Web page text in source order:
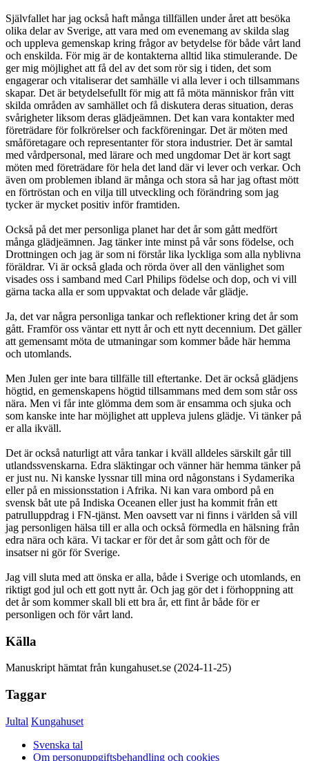
Självfallet har jag också haft många tillfällen under året att besöka
olika delar av Sverige, att vara med om evenemang av skilda slag
och uppleva gemenskap kring frågor av betydelse för både vårt land
och enskilda. För mig är de kontakterna alltid lika stimulerande. De
ger mig möjlighet att få del av det som rör sig i tiden, det som
engagerar och vitaliserar det samhälle vi alla lever i och tillsammans
skapar. Det är betydelsefullt för mig att få möta människor från vitt
skilda områden av samhället och få diskutera deras situation, deras
svårigheter liksom deras glädjeämnen. Det kan vara kontakter med
företrädare för folkrörelser och fackföreningar. Det är möten med
småföretagare och representanter för stora industrier. Det är samtal
med vårdpersonal, med lärare och med ungdomar Det är kort sagt
möten med företrädare för hela det land där vi lever och verkar. Och
även om problemen ibland är många och stora så har jag oftast mött
en förtröstan och en vilja till utveckling och förändring som jag
tycker är mycket positiv inför framtiden.
Också på det mer personliga planet har det år som gått medfört
många glädjeämnen. Jag tänker inte minst på vår sons födelse, och
Drottningen och jag är som ni förstår lika lyckliga som alla nyblivna
föräldrar. Vi är också glada och rörda över all den vänlighet som
visades oss i samband med Carl Philips födelse och dop, och vi vill
gärna tacka alla er som uppvaktat och delade vår glädje.
Ja, det var några personliga tankar och reflektioner kring det år som
gått. Framför oss väntar ett nytt år och ett nytt decennium. Det gäller
att gemensamt möta de utmaningar som kommer både här hemma
och utomlands.
Men Julen ger inte bara tillfälle till eftertanke. Det är också glädjens
högtid, en gemenskapens högtid tillsammans med dem som står oss
nära. Men vi får inte glömma dem som är ensamma och sjuka och
som kanske inte har möjlighet att uppleva julens glädje. Vi tänker på
er alla ikväll.
Det är också naturligt att våra tankar i kväll alldeles särskilt går till
utlandssvenskarna. Edra släktingar och vänner här hemma tänker på
er just nu. Ni kanske lyssnar till mina ord någonstans i Sydamerika
eller på en missionsstation i Afrika. Ni kan vara ombord på en
svensk båt ute på Indiska Oceanen eller just ha kommit från ett
patrulluppdrag i FN-tjänst. Men oavsett var ni finns i världen så vill
jag personligen hälsa till er alla och också förmedla en hälsning från
edra nära och kära. Vi tackar er för det år som gått och för de
insatser ni gör för Sverige.
Jag vill sluta med att önska er alla, både i Sverige och utomlands, en
riktigt god jul och ett gott nytt år. Och jag gör det i förhoppning att
det år som kommer skall bli ett bra år, ett fint år både för er
personligen och för vårt land.
Källa
Manuskript hämtat från kungahuset.se (2024-11-25)
Taggar
Jultal Kungahuset
Svenska tal
Om personuppgiftsbehandling och cookies